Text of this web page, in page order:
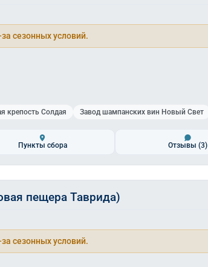
сезонных условий.
крепость Солдая Завод шампанских вин Новый Свет
Пункты сбора Отзывы(3)
пещера Таврида)
сезонных условий.